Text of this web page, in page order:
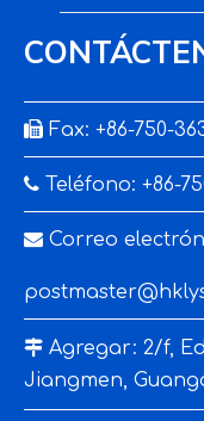
 Fax: +86-750-
 Teléfono: +86-
 Correo
 Agregar: 2/f,
Jiangmen,